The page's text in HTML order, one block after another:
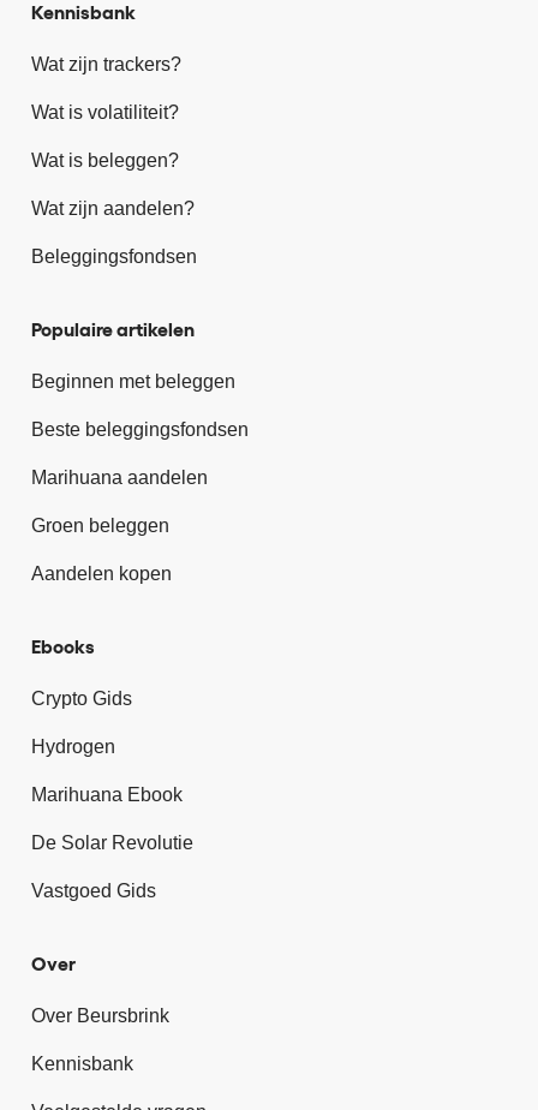
Kennisbank
Wat zijn trackers?
Wat is volatiliteit?
Wat is beleggen?
Wat zijn aandelen?
Beleggingsfondsen
Populaire artikelen
Beginnen met beleggen
Beste beleggingsfondsen
Marihuana aandelen
Groen beleggen
Aandelen kopen
Ebooks
Crypto Gids
Hydrogen
Marihuana Ebook
De Solar Revolutie
Vastgoed Gids
Over
Over Beursbrink
Kennisbank